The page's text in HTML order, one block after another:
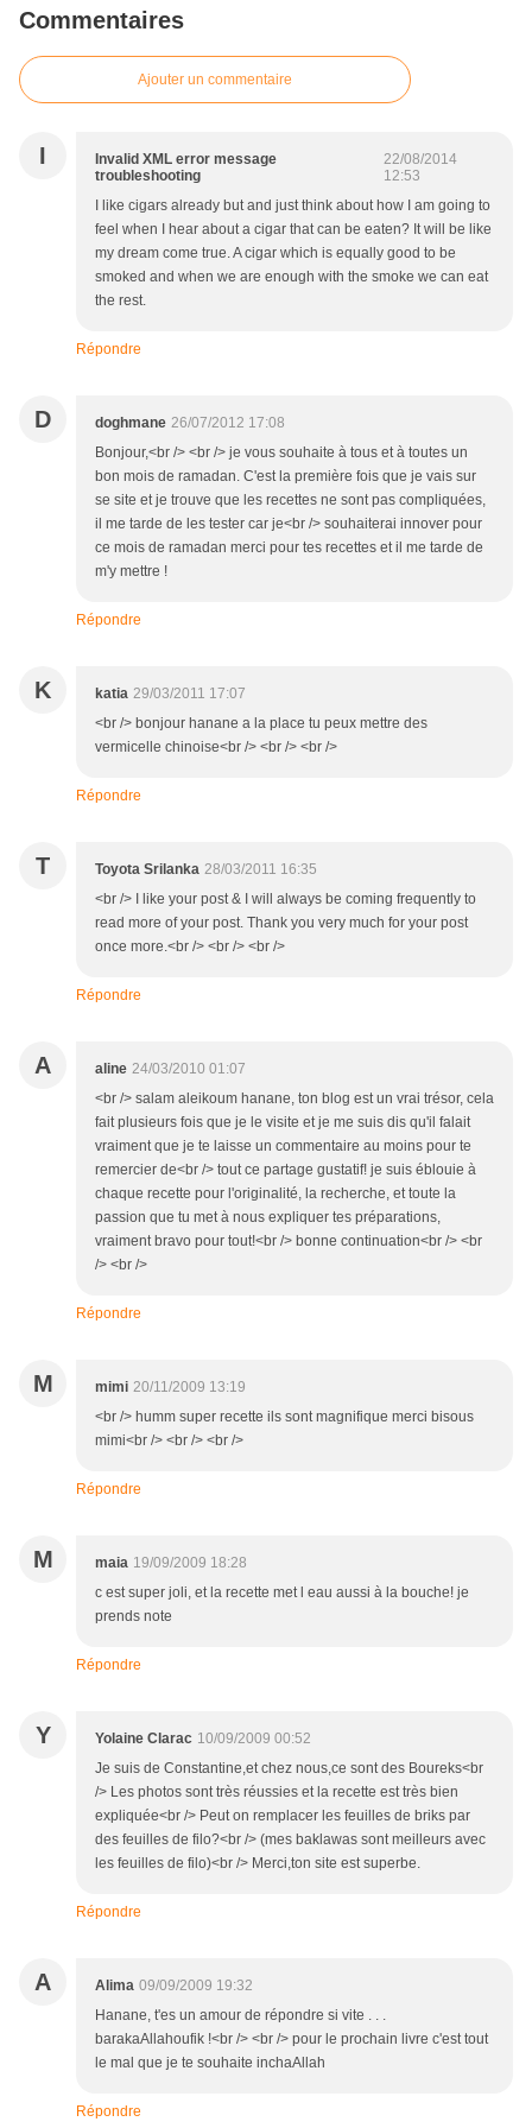
Commentaires
Ajouter un commentaire
I
Invalid XML error message
troubleshooting
22/08/2014
12:53
I like cigars already but and just think about how I am going to
feel when I hear about a cigar that can be eaten? It will be like
my dream come true. A cigar which is equally good to be
smoked and when we are enough with the smoke we can eat
the rest.
Répondre
D doghmane 26/07/2012 17:08
Bonjour,<br /> <br /> je vous souhaite à tous et à toutes un
bon mois de ramadan. C'est la première fois que je vais sur
se site et je trouve que les recettes ne sont pas compliquées,
il me tarde de les tester car je<br /> souhaiterai innover pour
ce mois de ramadan merci pour tes recettes et il me tarde de
m'y mettre !
Répondre
K katia 29/03/2011 17:07
<br /> bonjour hanane a la place tu peux mettre des
vermicelle chinoise<br /> <br /> <br />
Répondre
T Toyota Srilanka 28/03/2011 16:35
<br /> I like your post & I will always be coming frequently to
read more of your post. Thank you very much for your post
once more.<br /> <br /> <br />
Répondre
A aline 24/03/2010 01:07
<br /> salam aleikoum hanane, ton blog est un vrai trésor, cela
fait plusieurs fois que je le visite et je me suis dis qu'il falait
vraiment que je te laisse un commentaire au moins pour te
remercier de<br /> tout ce partage gustatif! je suis éblouie à
chaque recette pour l'originalité, la recherche, et toute la
passion que tu met à nous expliquer tes préparations,
vraiment bravo pour tout!<br /> bonne continuation<br /> <br
/> <br />
Répondre
M mimi 20/11/2009 13:19
<br /> humm super recette ils sont magnifique merci bisous
mimi<br /> <br /> <br />
Répondre
M maia 19/09/2009 18:28
c est super joli, et la recette met l eau aussi à la bouche! je
prends note
Répondre
Y Yolaine Clarac 10/09/2009 00:52
Je suis de Constantine,et chez nous,ce sont des Boureks<br
/> Les photos sont très réussies et la recette est très bien
expliquée<br /> Peut on remplacer les feuilles de briks par
des feuilles de filo?<br /> (mes baklawas sont meilleurs avec
les feuilles de filo)<br /> Merci,ton site est superbe.
Répondre
A Alima 09/09/2009 19:32
Hanane, t'es un amour de répondre si vite . . .
barakaAllahoufik !<br /> <br /> pour le prochain livre c'est tout
le mal que je te souhaite inchaAllah
Répondre